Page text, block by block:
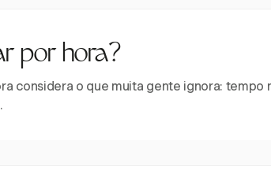
por hora?
considera o que muita gente ignora: tempo